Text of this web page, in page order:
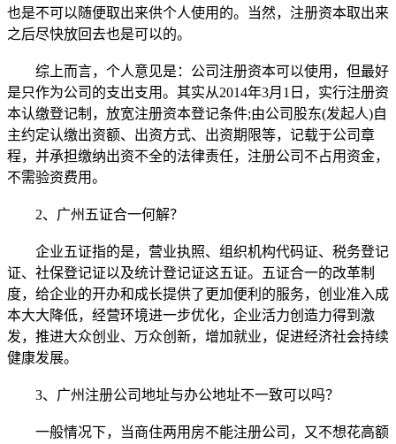
也是不可以随便取出来供个人使用的。当然，注册资本取出来
之后尽快放回去也是可以的。
综上而言，个人意见是：公司注册资本可以使用，但最好
是只作为公司的支出支用。其实从2014年3月1日，实行注册资
本认缴登记制，放宽注册资本登记条件;由公司股东(发起人)自
主约定认缴出资额、出资方式、出资期限等，记载于公司章
程，并承担缴纳出资不全的法律责任，注册公司不占用资金，
不需验资费用。
2、广州五证合一何解？
企业五证指的是，营业执照、组织机构代码证、税务登记
证、社保登记证以及统计登记证这五证。五证合一的改革制
度，给企业的开办和成长提供了更加便利的服务，创业准入成
本大大降低，经营环境进一步优化，企业活力创造力得到激
发，推进大众创业、万众创新，增加就业，促进经济社会持续
健康发展。
3、广州注册公司地址与办公地址不一致可以吗？
一般情况下，当商住两用房不能注册公司，又不想花高额